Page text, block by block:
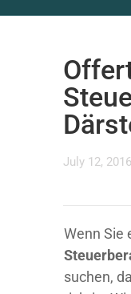
July 12, 2016
Wenn Sie
suchen,